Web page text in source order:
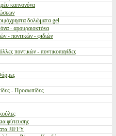
καπνογόνα
δολώματα gel
- αρουραιοκτόνα
- ποντικών - φιδιών
ποντικών - ποντικοπαγίδες
- Προσωπίδες
φύτευσης
JIFFY